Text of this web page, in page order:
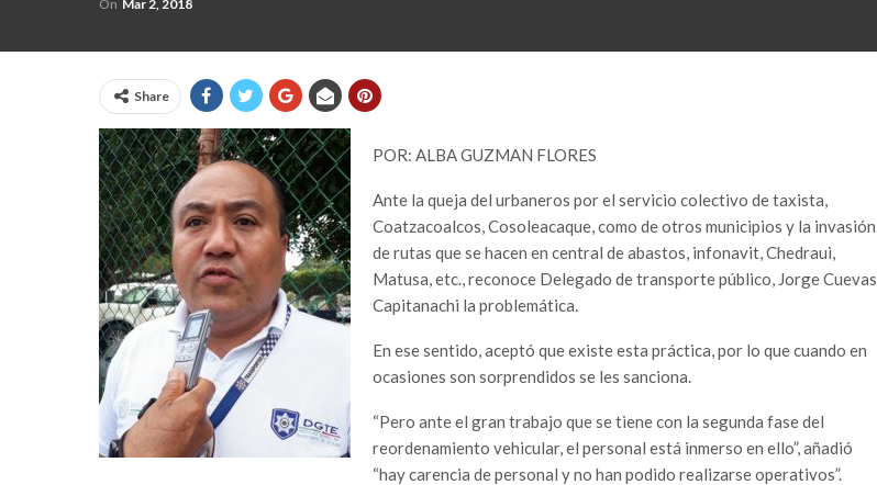
On Mar 2, 2018
Share
POR: ALBA GUZMAN FLORES
Ante la queja del urbaneros por el servicio colectivo de taxista,
Coatzacoalcos, Cosoleacaque, como de otros municipios y la invasión
de rutas que se hacen en central de abastos, infonavit, Chedraui,
Matusa, etc., reconoce Delegado de transporte público, Jorge Cuevas
Capitanachi la problemática.
En ese sentido, aceptó que existe esta práctica, por lo que cuando en
ocasiones son sorprendidos se les sanciona.
“Pero ante el gran trabajo que se tiene con la segunda fase del
reordenamiento vehicular, el personal está inmerso en ello”, añadió
“hay carencia de personal y no han podido realizarse operativos”.